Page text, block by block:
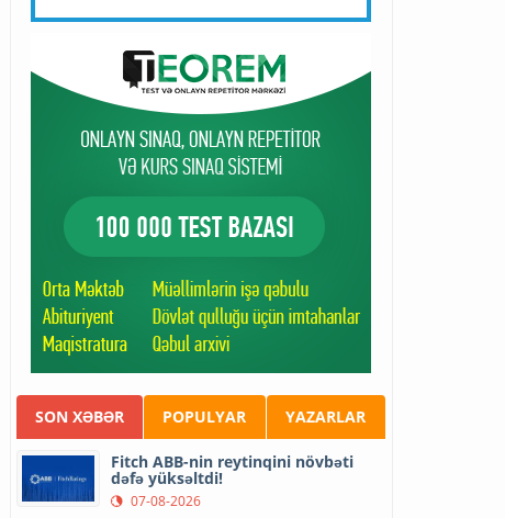
SON XƏBƏR POPULYAR YAZARLAR
Fitch ABB-nin reytinqini növbəti
dəfə yüksəltdi!
07-08-2026